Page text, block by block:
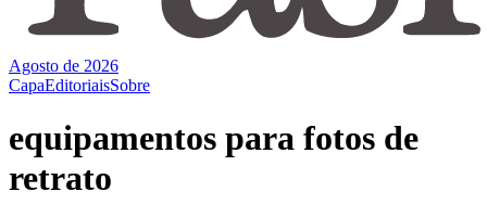
Agosto de 2026
CapaEditoriaisSobre
equipamentos para fotos de
retrato